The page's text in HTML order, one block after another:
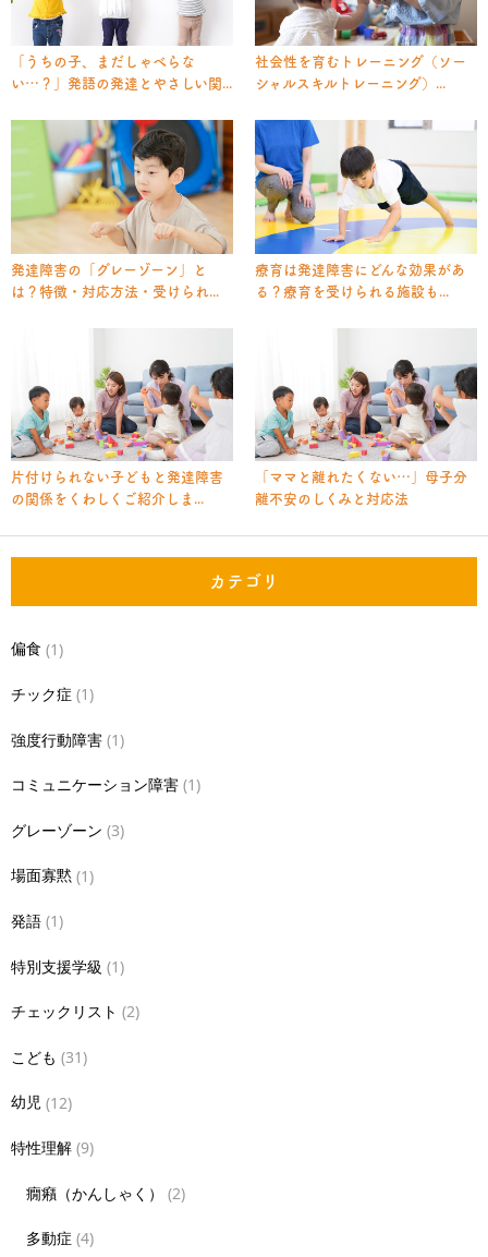
「うちの子、まだしゃべらな
い…？」発語の発達とやさしい関...
社会性を育むトレーニング（ソー
シャルスキルトレーニング）...
発達障害の「グレーゾーン」と
は？特徴・対応方法・受けられ...
療育は発達障害にどんな効果があ
る？療育を受けられる施設も...
片付けられない子どもと発達障害
の関係をくわしくご紹介しま...
「ママと離れたくない…」母子分
離不安のしくみと対応法
カテゴリ
偏食 (1)
チック症 (1)
強度行動障害 (1)
コミュニケーション障害 (1)
グレーゾーン (3)
場面寡黙 (1)
発語 (1)
特別支援学級 (1)
チェックリスト (2)
こども (31)
幼児 (12)
特性理解 (9)
癇癪（かんしゃく） (2)
多動症 (4)